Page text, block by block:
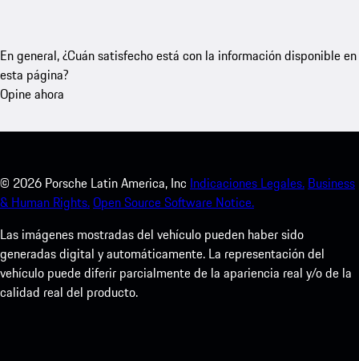
En general, ¿Cuán satisfecho está con la información disponible en
esta página?
Opine ahora
© 2026 Porsche Latin America, Inc Indicaciones Legales. Business
& Human Rights.Open Source Software Notice.
Las imágenes mostradas del vehículo pueden haber sido
generadas digital y automáticamente. La representación del
vehículo puede diferir parcialmente de la apariencia real y/o de la
calidad real del producto.